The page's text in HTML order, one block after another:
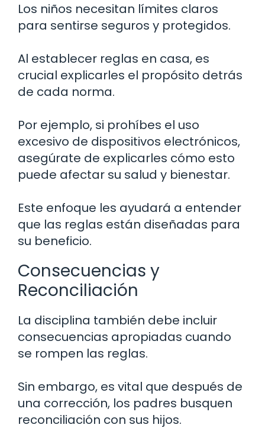
Los niños necesitan límites claros
para sentirse seguros y protegidos.
Al establecer reglas en casa, es
crucial explicarles el propósito detrás
de cada norma.
Por ejemplo, si prohíbes el uso
excesivo de dispositivos electrónicos,
asegúrate de explicarles cómo esto
puede afectar su salud y bienestar.
Este enfoque les ayudará a entender
que las reglas están diseñadas para
su beneficio.
Consecuencias y
Reconciliación
La disciplina también debe incluir
consecuencias apropiadas cuando
se rompen las reglas.
Sin embargo, es vital que después de
una corrección, los padres busquen
reconciliación con sus hijos.